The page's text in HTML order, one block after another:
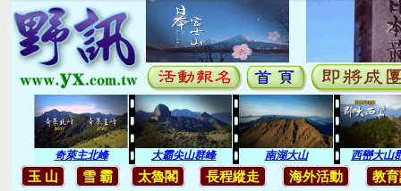
奇萊主北峰 大霸尖山群峰 南湖大山 西巒大山
玉 山 雪 霸 太魯閣 長程縱走 海外活動 教